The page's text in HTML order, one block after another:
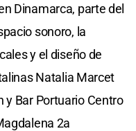
Dinamarca, parte del
sonoro, la
y el diseño de
Natalia Marcet
y Bar Portuario Centro
2a